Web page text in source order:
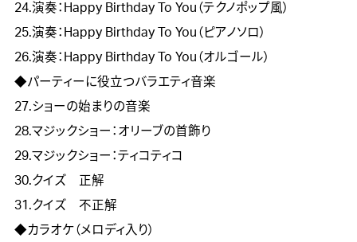
24.演奏：Happy Birthday To You（テクノポップ風）
25.演奏：Happy Birthday To You（ピアノソロ）
26.演奏：Happy Birthday To You（オルゴール）
◆パーティーに役立つバラエティ音楽
27.ショーの始まりの音楽
28.マジックショー：オリーブの首飾り
29.マジックショー：ティコティコ
30.クイズ　正解
31.クイズ　不正解
◆カラオケ（メロディ入り）